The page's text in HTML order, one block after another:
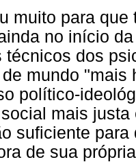
muito para
no início
técnicos dos
mundo "mais
político-
mais
suficiente
de sua